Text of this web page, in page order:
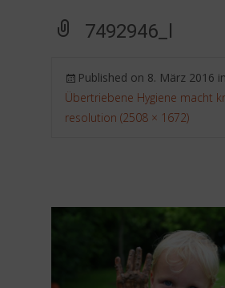
7492946_l
Published on 8. März 2016 in
Übertriebene Hygiene macht
resolution (2508 × 1672)